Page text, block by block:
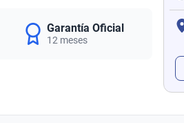
Garantía Oficial
12 meses